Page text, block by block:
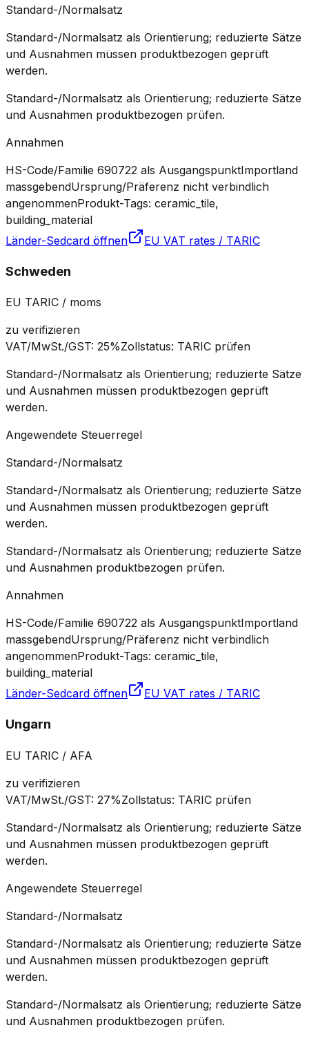
Standard-/Normalsatz
Standard-/Normalsatz als Orientierung; reduzierte Sätze
und Ausnahmen müssen produktbezogen geprüft
werden.
Standard-/Normalsatz als Orientierung; reduzierte Sätze
und Ausnahmen produktbezogen prüfen.
Annahmen
HS-Code/Familie 690722 als AusgangspunktImportland
massgebendUrsprung/Präferenz nicht verbindlich
angenommenProdukt-Tags: ceramic_tile,
building_material
Länder-Sedcard öffnen
EU VAT rates / TARIC
Schweden
EU TARIC / moms
zu verifizieren
VAT/MwSt./GST: 25%Zollstatus: TARIC prüfen
Standard-/Normalsatz als Orientierung; reduzierte Sätze
und Ausnahmen müssen produktbezogen geprüft
werden.
Angewendete Steuerregel
Standard-/Normalsatz
Standard-/Normalsatz als Orientierung; reduzierte Sätze
und Ausnahmen müssen produktbezogen geprüft
werden.
Standard-/Normalsatz als Orientierung; reduzierte Sätze
und Ausnahmen produktbezogen prüfen.
Annahmen
HS-Code/Familie 690722 als AusgangspunktImportland
massgebendUrsprung/Präferenz nicht verbindlich
angenommenProdukt-Tags: ceramic_tile,
building_material
Länder-Sedcard öffnen
EU VAT rates / TARIC
Ungarn
EU TARIC / AFA
zu verifizieren
VAT/MwSt./GST: 27%Zollstatus: TARIC prüfen
Standard-/Normalsatz als Orientierung; reduzierte Sätze
und Ausnahmen müssen produktbezogen geprüft
werden.
Angewendete Steuerregel
Standard-/Normalsatz
Standard-/Normalsatz als Orientierung; reduzierte Sätze
und Ausnahmen müssen produktbezogen geprüft
werden.
Standard-/Normalsatz als Orientierung; reduzierte Sätze
und Ausnahmen produktbezogen prüfen.